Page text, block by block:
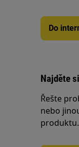
Do
Najděte
Řešte
nebo
produktu.